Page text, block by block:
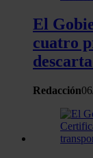
web, quienes
que les haya
partir del uso
El
cuatro
Redacción